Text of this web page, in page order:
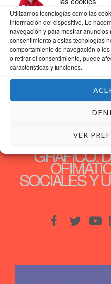
Utilizamos tecnologías como las
información del dispositivo. Lo
navegación y para mostrar anuncios
consentimiento a estas tecnologías
comportamiento de navegación o
o retirar el consentimiento, puede
características y funciones.
VER
30 AÑOS
TEMAS,
GRÁFICO,
SOCIALES Y